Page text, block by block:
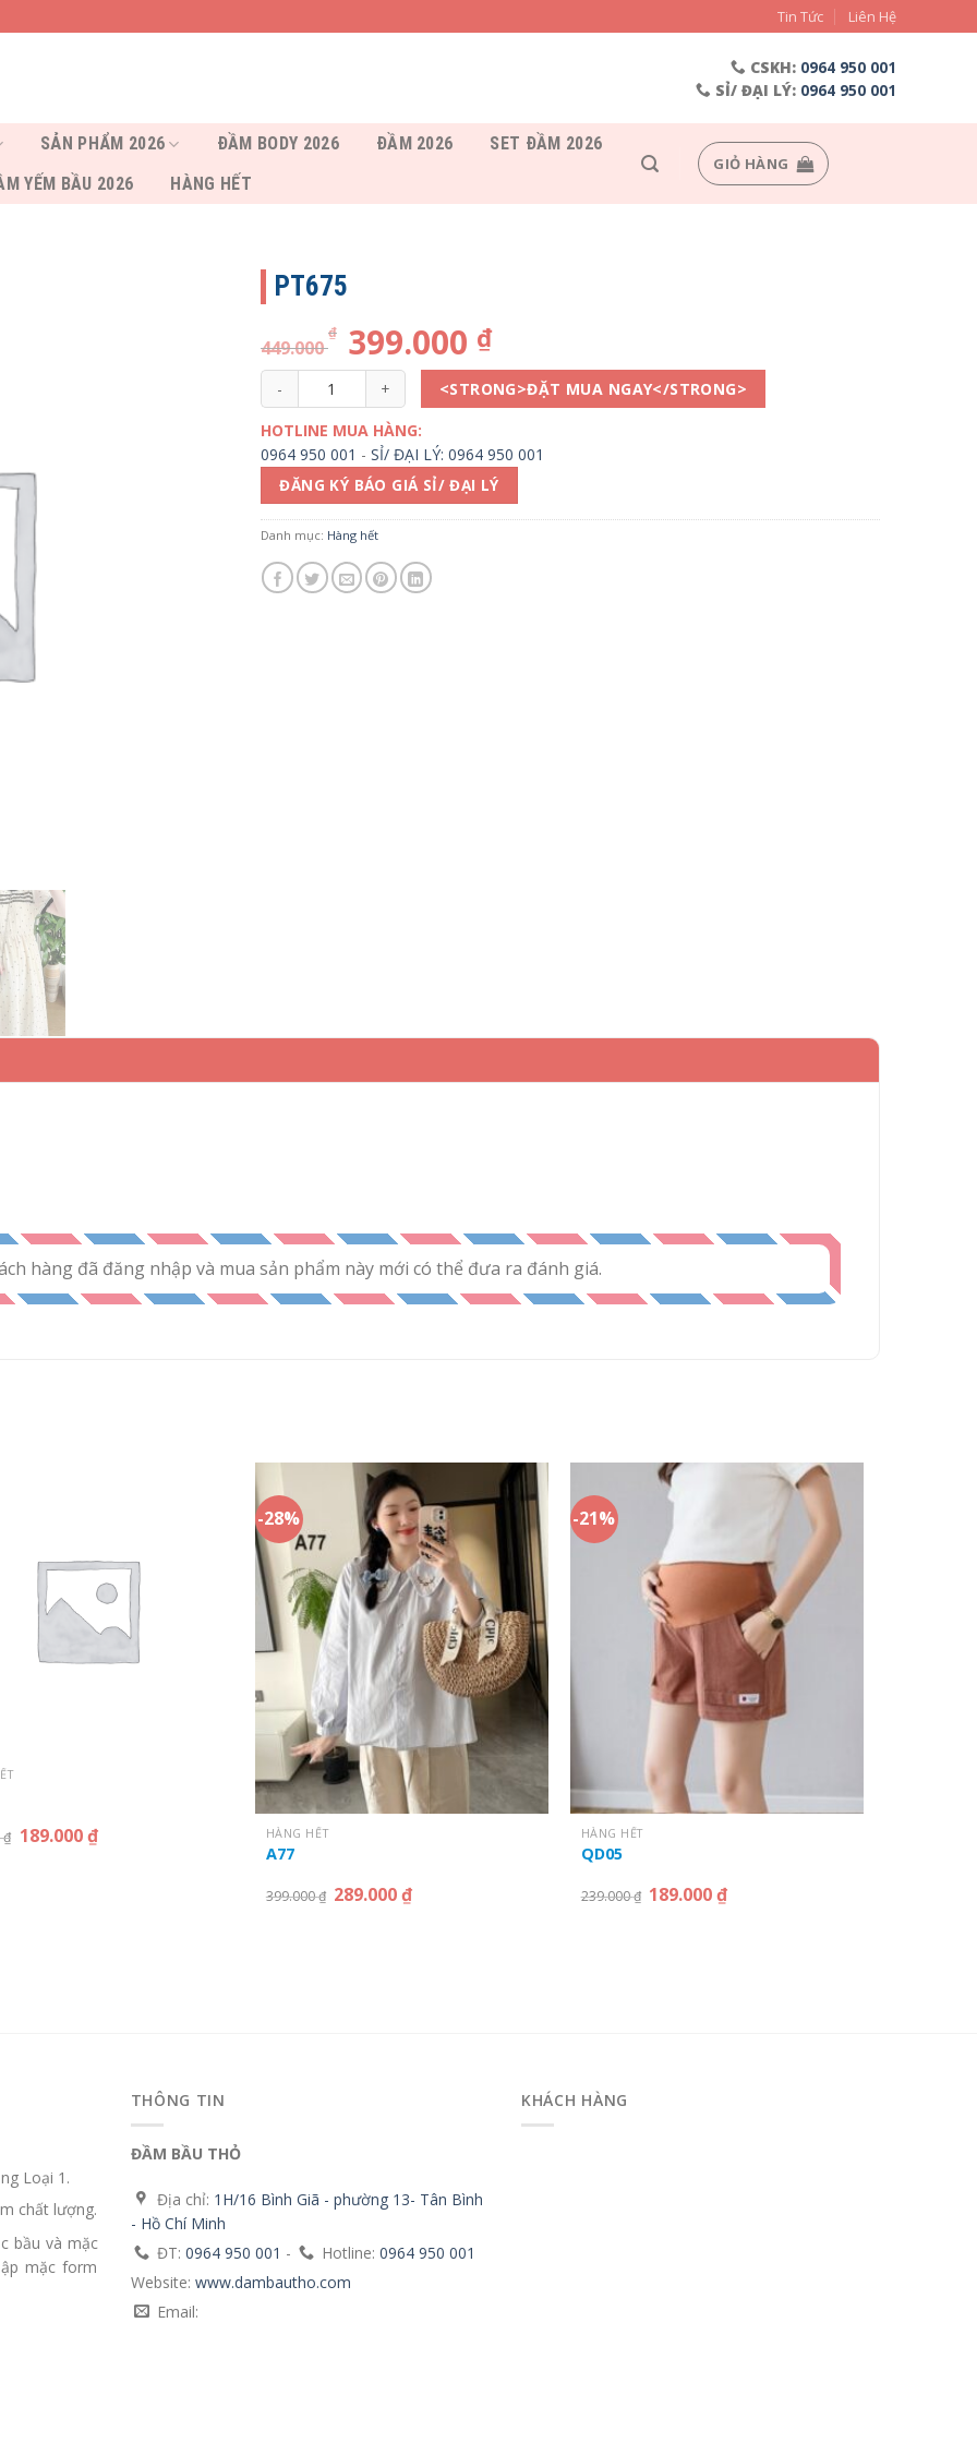
Tin Tức Liên Hệ
CSKH: 0964 950 001
SỈ/ ĐẠI LÝ: 0964 950 001
SẢN PHẨM 2026 ĐẦM BODY 2026 ĐẦM 2026
SET ĐẦM 2026
YẾM BẦU 2026
HÀNG HẾT
GIỎ HÀNG
PT675
449.000
₫ 399.000 ₫
PT675 số lượng <STRONG>ĐẶT MUA NGAY</STRONG>
HOTLINE MUA HÀNG:
0964 950 001 - SỈ/ ĐẠI LÝ: 0964 950 001
ĐĂNG KÝ BÁO GIÁ SỈ/ ĐẠI LÝ
Danh mục: Hàng hết
hàng đã đăng nhập và mua sản phẩm này mới có thể đưa ra đánh giá.
₫ 189.000₫
-28%
HÀNG HẾT
A77
399.000₫ 289.000₫
-21%
HÀNG HẾT
QD05
239.000₫ 189.000₫
Loại 1.
chất lượng.
bầu và mặc
mặc form
THÔNG TIN
ĐẦM BẦU THỎ
Địa chỉ: 1H/16 Bình Giã - phường 13- Tân Bình
- Hồ Chí Minh
ĐT: 0964 950 001 - Hotline: 0964 950 001
Website: www.dambautho.com
Email:
KHÁCH HÀNG